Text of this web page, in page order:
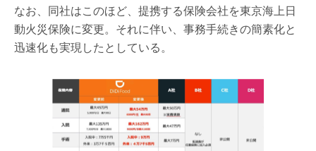
なお、同社はこのほど、提携する保険会社を東京海上日
動火災保険に変更。それに伴い、事務手続きの簡素化と
迅速化も実現したとしている。